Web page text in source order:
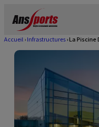
contenu
Fil
d'Ariane
Accueil Infrastructures La Piscine